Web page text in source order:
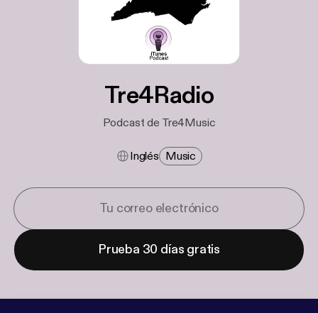
Tre4Radio
Podcast de Tre4Music
Inglés Music
Prueba 30 días gratis